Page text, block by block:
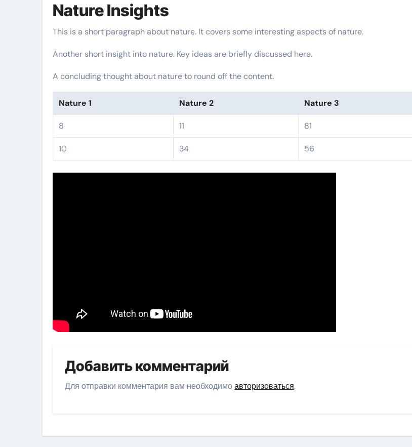
Nature Insights
This is a short paragraph about nature. It covers some interesting aspects of nature.
Another short insight into nature. Key ideas are briefly discussed here.
A concluding thought about nature to round off the content.
Nature 1 Nature 2 Nature 3
8 11 81
10 34 56
Добавить комментарий
Для отправки комментария вам необходимоавторизоваться.